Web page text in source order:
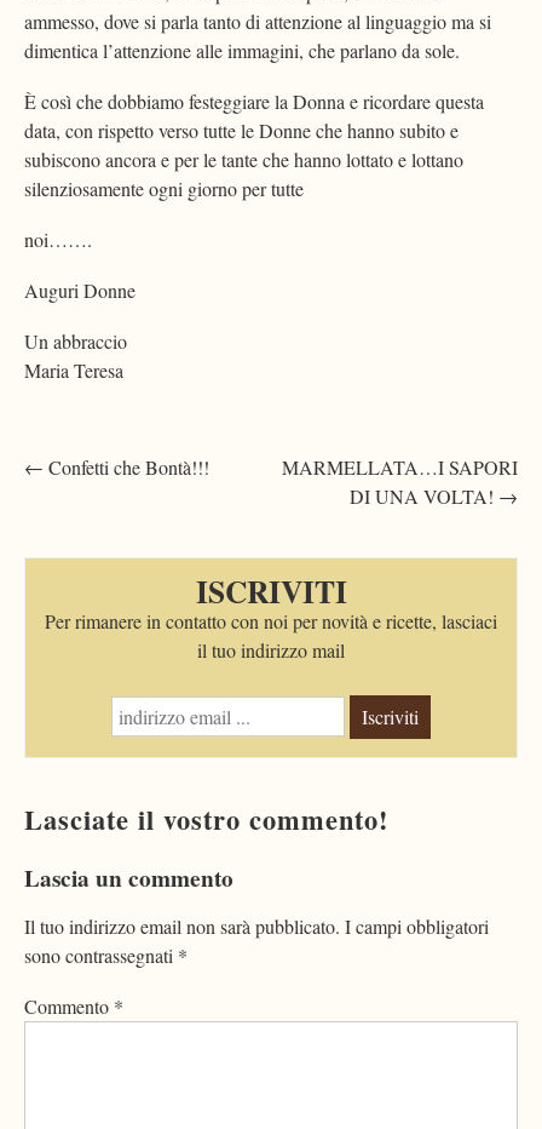
ammesso, dove si parla tanto di attenzione al linguaggio ma si
dimentica l’attenzione alle immagini, che parlano da sole.
È così che dobbiamo festeggiare la Donna e ricordare questa
data, con rispetto verso tutte le Donne che hanno subito e
subiscono ancora e per le tante che hanno lottato e lottano
silenziosamente ogni giorno per tutte
noi…….
Auguri Donne
Un abbraccio
Maria Teresa
Post
← Confetti che Bontà!!!
MARMELLATA…I SAPORI
DI UNA VOLTA! →
ISCRIVITI
Per rimanere in contatto con noi per novità e ricette, lasciaci
il tuo indirizzo mail
Iscriviti
Lasciate il vostro commento!
Lascia un commento
Il tuo indirizzo email non sarà pubblicato. I campi obbligatori
sono contrassegnati *
Commento *